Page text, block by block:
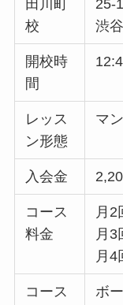
田川町
校
25-
渋
開校時
間
レッス
ン形態
マ
入会金
コース
料金
月2
月3
月4
コース
ボ